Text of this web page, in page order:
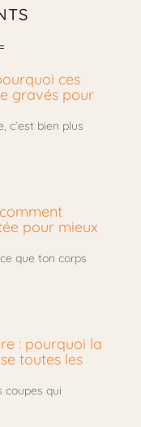
ces
gravés pour
c’est bien plus
pour mieux
que ton corps
: pourquoi la
toutes les
coupes qui